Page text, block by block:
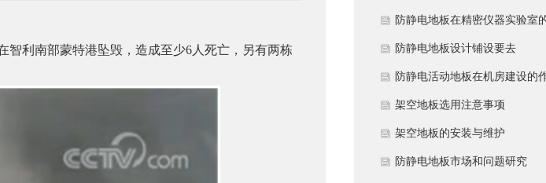
利南部蒙特港坠毁，造成至少6人死亡，另有两栋
技术优势与防火安全价值
防静电地板在精密仪器实验室
定制化应用方案
​防静电地板设计铺设要去
防静电活动地板在机房建设的
用
​架空地板选用注意事项
​架空地板的安装与维护
防静电地板市场和问题研究